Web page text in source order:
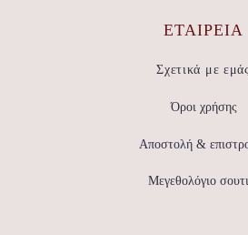
ΕΤΑΙΡΕΊΑ
Σχετικά με εμάς
Όροι χρήσης
Αποστολή &
Μεγεθολόγιο